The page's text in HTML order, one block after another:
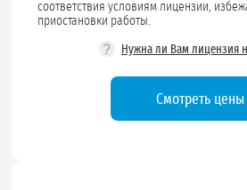
соответствия условиям лицензии,
приостановки работы.
? Нужна ли Вам лицензия
Смотреть цены